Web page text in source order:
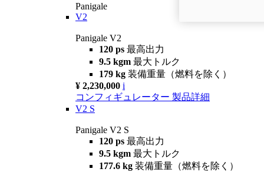
Panigale
V2
Panigale V2
120 ps 最高出力
9.5 kgm 最大トルク
179 kg 装備重量（燃料を除く）
¥ 2,230,000 i
コンフィギュレーター 製品詳細
V2 S
Panigale V2 S
120 ps 最高出力
9.5 kgm 最大トルク
177.6 kg 装備重量（燃料を除く）